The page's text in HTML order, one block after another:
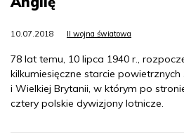
10.07.2018 II wojna światowa
78 lat temu, 10 lipca 1940 r.,
kilkumiesięczne starcie powietrznych
i Wielkiej Brytanii, w którym po
cztery polskie dywizjony lotnicze.